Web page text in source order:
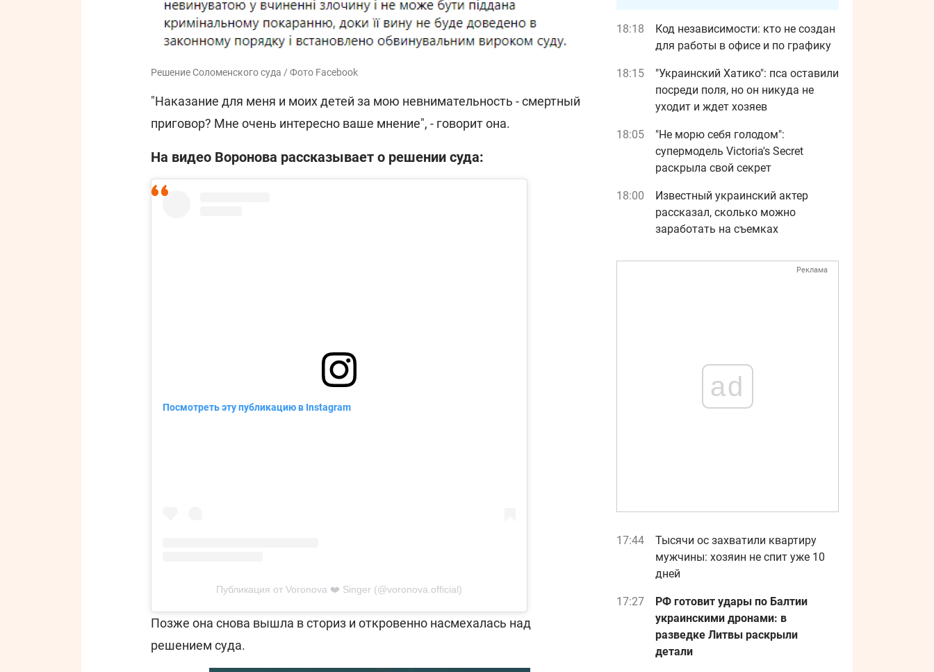
Решение Соломенского суда / Фото Facebook
"Наказание для меня и моих детей за мою невнимательность - смертный
приговор? Мне очень интересно ваше мнение", - говорит она.
На видео Воронова рассказывает о решении суда:
Посмотреть эту публикацию в Instagram
Публикация от Voronova ❤️ Singer (@voronova.official)
Позже она снова вышла в сториз и откровенно насмехалась над
решением суда.
18:18
Код независимости: кто не создан
для работы в офисе и по графику
18:15
"Украинский Хатико": пса оставили
посреди поля, но он никуда не
уходит и ждет хозяев
18:05
"Не морю себя голодом":
супермодель Victoria's Secret
раскрыла свой секрет
18:00
Известный украинский актер
рассказал, сколько можно
заработать на съемках
Реклама
ad
17:44
Тысячи ос захватили квартиру
мужчины: хозяин не спит уже 10
дней
17:27
РФ готовит удары по Балтии
украинскими дронами: в
разведке Литвы раскрыли
детали